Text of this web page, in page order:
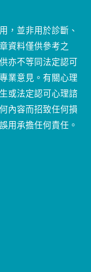
，並非用於診斷、
資料僅供參考之
亦不等同法定認可
業意見。有關心理
或法定認可心理諮
內容而招致任何損
用承擔任何責任。